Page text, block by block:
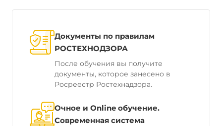
Документы по правилам
РОСТЕХНОДЗОРА
После обучения вы получите
документы, которое занесено в
Росреестр Ростехнадзора.
Очное и Online обучение.
Современная система